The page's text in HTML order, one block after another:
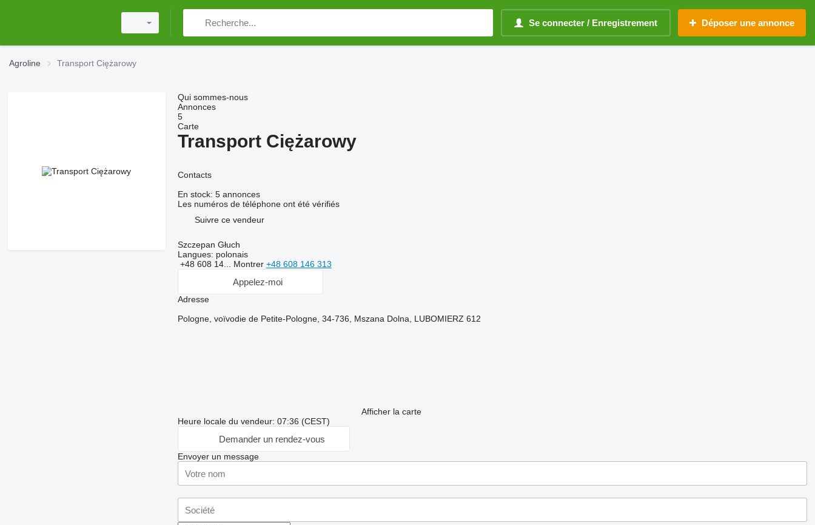
Se connecter / Enregistrement Déposer une annonce
Agroline Transport Ciężarowy
Qui sommes-nous
Annonces
5
Carte
Transport Ciężarowy
Contacts
En stock: 5 annonces
Les numéros de téléphone ont été vérifiés
Suivre ce vendeur
Szczepan Głuch
Langues: polonais
+48 608 14... Montrer +48 608 146 313
Appelez-moi
Adresse
Pologne, voïvodie de Petite-Pologne, 34-736, Mszana Dolna, LUBOMIERZ 612
Afficher la carte
Heure locale du vendeur: 07:36 (CEST)
Demander un rendez-vous
Envoyer un message